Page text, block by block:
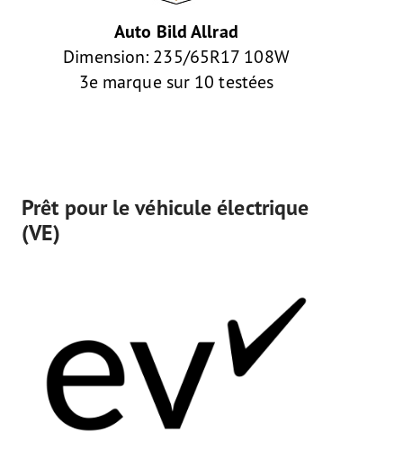
Auto Bild Allrad
Dimension: 235/65R17 108W
3e marque sur 10 testées
Prêt pour le véhicule électrique
(VE)